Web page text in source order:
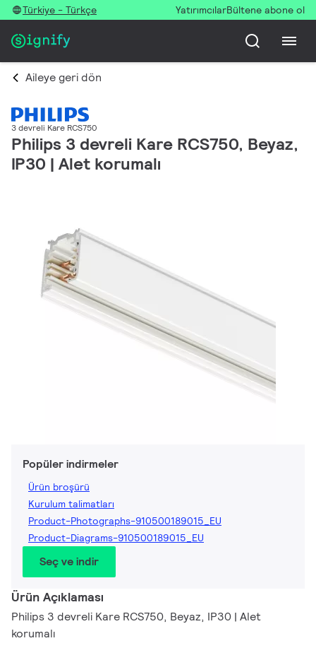
Türkiye - Türkçe YatırımcılarBültene abone ol
Aileye geri dön
3 devreli Kare RCS750
Philips 3 devreli Kare RCS750, Beyaz,
IP30 | Alet korumalı
Popüler indirmeler
Ürün broşürü
Kurulum talimatları
Product-Photographs-910500189015_EU
Product-Diagrams-910500189015_EU
Seç ve indir
Ürün Açıklaması
Philips 3 devreli Kare RCS750, Beyaz, IP30 | Alet
korumalı